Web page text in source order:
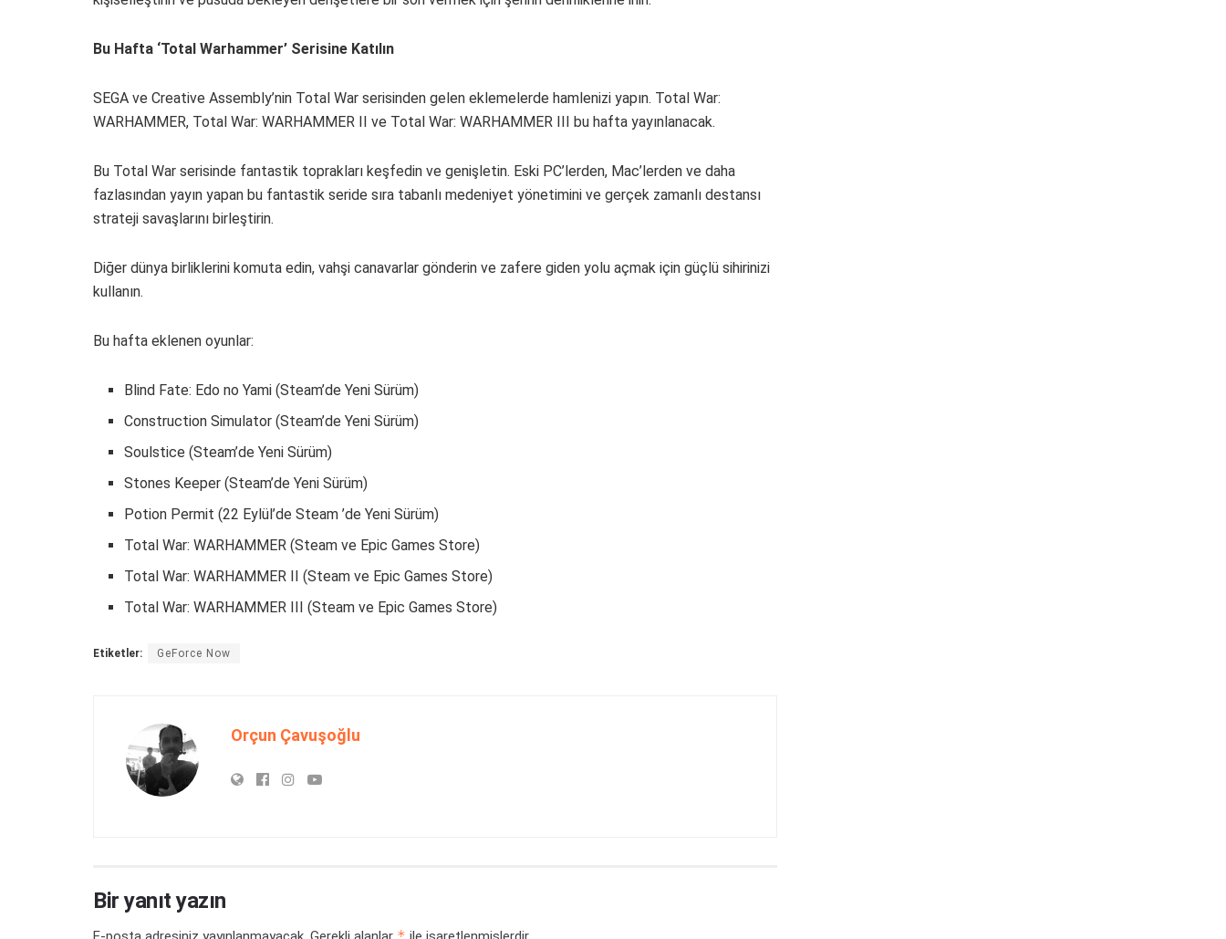
Bu Hafta ‘Total Warhammer’ Serisine Katılın
SEGA ve Creative Assembly’nin Total War serisinden gelen eklemelerde hamlenizi yapın. Total War:
WARHAMMER, Total War: WARHAMMER II ve Total War: WARHAMMER III bu hafta yayınlanacak.
Bu Total War serisinde fantastik toprakları keşfedin ve genişletin. Eski PC’lerden, Mac’lerden ve daha
fazlasından yayın yapan bu fantastik seride sıra tabanlı medeniyet yönetimini ve gerçek zamanlı destansı
strateji savaşlarını birleştirin.
Diğer dünya birliklerini komuta edin, vahşi canavarlar gönderin ve zafere giden yolu açmak için güçlü sihirinizi
kullanın.
Bu hafta eklenen oyunlar:
Blind Fate: Edo no Yami (Steam’de Yeni Sürüm)
Construction Simulator (Steam’de Yeni Sürüm)
Soulstice (Steam’de Yeni Sürüm)
Stones Keeper (Steam’de Yeni Sürüm)
Potion Permit (22 Eylül’de Steam ’de Yeni Sürüm)
Total War: WARHAMMER (Steam ve Epic Games Store)
Total War: WARHAMMER II (Steam ve Epic Games Store)
Total War: WARHAMMER III (Steam ve Epic Games Store)
Etiketler: GeForce Now
Orçun Çavuşoğlu
Bir yanıt yazın
*